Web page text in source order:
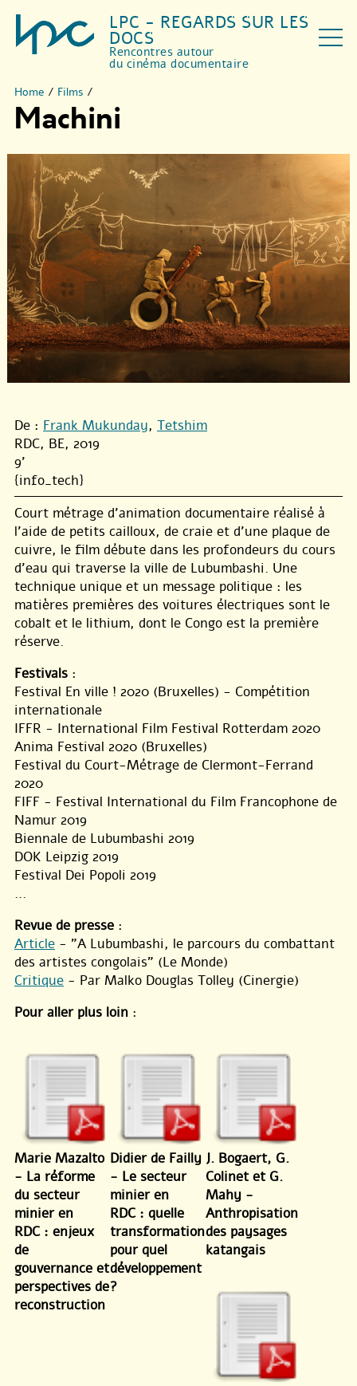
LPC - REGARDS SUR LES
DOCS
Rencontres autour
du cinéma documentaire
Home / Films /
Machini
De : Frank Mukunday, Tetshim
RDC, BE, 2019
9'
{info_tech}
Court métrage d’animation documentaire réalisé à
l’aide de petits cailloux, de craie et d’une plaque de
cuivre, le film débute dans les profondeurs du cours
d’eau qui traverse la ville de Lubumbashi. Une
technique unique et un message politique : les
matières premières des voitures électriques sont le
cobalt et le lithium, dont le Congo est la première
réserve.
Festivals :
Festival En ville ! 2020 (Bruxelles) - Compétition
internationale
IFFR - International Film Festival Rotterdam 2020
Anima Festival 2020 (Bruxelles)
Festival du Court-Métrage de Clermont-Ferrand
2020
FIFF - Festival International du Film Francophone de
Namur 2019
Biennale de Lubumbashi 2019
DOK Leipzig 2019
Festival Dei Popoli 2019
...
Revue de presse :
Article - "A Lubumbashi, le parcours du combattant
des artistes congolais" (Le Monde)
Critique - Par Malko Douglas Tolley (Cinergie)
Pour aller plus loin :
Marie Mazalto
- La réforme
du secteur
minier en
RDC : enjeux
de
gouvernance et
perspectives de
reconstruction
Didier de Failly
- Le secteur
minier en
RDC : quelle
transformation
pour quel
développement
?
J. Bogaert, G.
Colinet et G.
Mahy -
Anthropisation
des paysages
katangais